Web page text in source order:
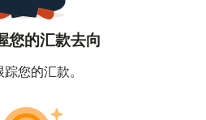
您的汇款去向
踪您的汇款。